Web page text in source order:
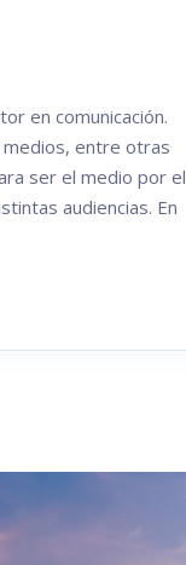
en comunicación.
entre otras
ser el medio por el
audiencias. En